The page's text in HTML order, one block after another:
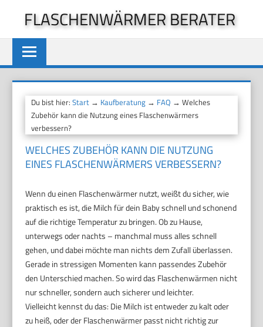
springen
FLASCHENWÄRMER BERATER
Du bist hier:Start → Kaufberatung → FAQ → Welches
Zubehör kann die Nutzung eines Flaschenwärmers
verbessern?
WELCHES ZUBEHÖR KANN DIE NUTZUNG
EINES FLASCHENWÄRMERS VERBESSERN?
Wenn du einen Flaschenwärmer nutzt, weißt du sicher, wie
praktisch es ist, die Milch für dein Baby schnell und schonend
auf die richtige Temperatur zu bringen. Ob zu Hause,
unterwegs oder nachts – manchmal muss alles schnell
gehen, und dabei möchte man nichts dem Zufall überlassen.
Gerade in stressigen Momenten kann passendes Zubehör
den Unterschied machen. So wird das Flaschenwärmen nicht
nur schneller, sondern auch sicherer und leichter.
Vielleicht kennst du das: Die Milch ist entweder zu kalt oder
zu heiß, oder der Flaschenwärmer passt nicht richtig zur